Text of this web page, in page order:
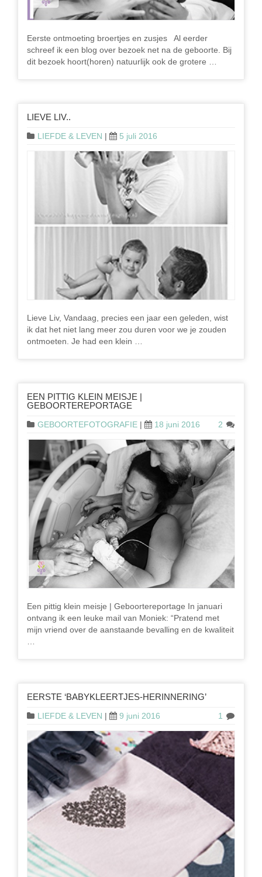
Eerste ontmoeting broertjes en zusjes Al eerder
schreef ik een blog over bezoek net na de geboorte. Bij
dit bezoek hoort(horen) natuurlijk ook de grotere …
LIEVE LIV..
LIEFDE & LEVEN | 5 juli 2016
Lieve Liv, Vandaag, precies een jaar een geleden, wist
ik dat het niet lang meer zou duren voor we je zouden
ontmoeten. Je had een klein …
EEN PITTIG KLEIN MEISJE |
GEBOORTEREPORTAGE
GEBOORTEFOTOGRAFIE | 18 juni 2016 2
Een pittig klein meisje | Geboortereportage In januari
ontvang ik een leuke mail van Moniek: “Pratend met
mijn vriend over de aanstaande bevalling en de kwaliteit
…
EERSTE ‘BABYKLEERTJES-HERINNERING’
LIEFDE & LEVEN | 9 juni 2016 1